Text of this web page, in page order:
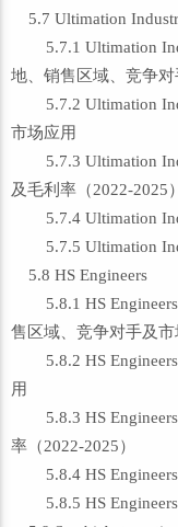
5.7 Ultimation
5.7.1 Ultimation
地、销售区域、竞争
5.7.2 Ultimation
市场应用
5.7.3 Ultimation
及毛利率（2022-2025）
5.7.4 Ultimation
5.7.5 Ultimation
5.8 HS Engineers
5.8.1 HS Engineers
售区域、竞争对手及市
5.8.2 HS Engineers
用
5.8.3 HS Engineers
率（2022-2025）
5.8.4 HS Engineers
5.8.5 HS Engineers